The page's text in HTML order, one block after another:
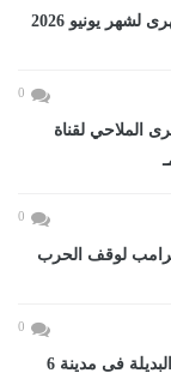
0
الملاحي لقناة
0
لوقف الحرب
0
بدء تلقى طلبات إحلال التوكتوك بالسيارة البديلة فى مدينة 6